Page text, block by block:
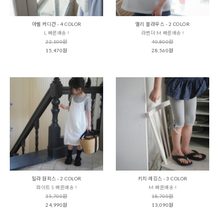
아벨 카디건 - 4 COLOR
L 빠른배송 !
22,100원
15,470원
엘리 블라우스 - 2 COLOR
라벤더 M 빠른배송 !
40,800원
28,560원
밀라 원피스 - 2 COLOR
화이트 S 빠른배송 !
35,700원
24,990원
키치 레깅스 - 3 COLOR
M 빠른배송 !
18,700원
13,090원